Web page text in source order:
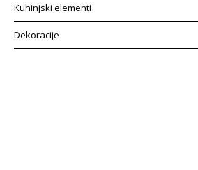
Kuhinjski elementi
Dekoracije